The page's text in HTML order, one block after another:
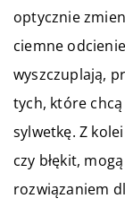
optycznie
ciemne
wyszczuplają,
tych, które
sylwetkę. Z
czy błękit,
rozwiązaniem